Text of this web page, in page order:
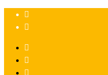
Skip
content